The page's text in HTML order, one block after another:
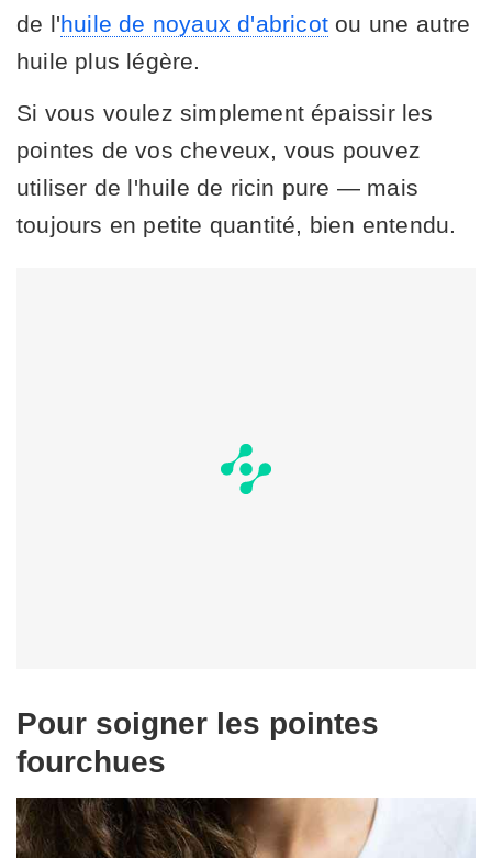
de l'huile de noyaux d'abricot ou une autre
huile plus légère.
Si vous voulez simplement épaissir les
pointes de vos cheveux, vous pouvez
utiliser de l'huile de ricin pure — mais
toujours en petite quantité, bien entendu.
Pour soigner les pointes
fourchues